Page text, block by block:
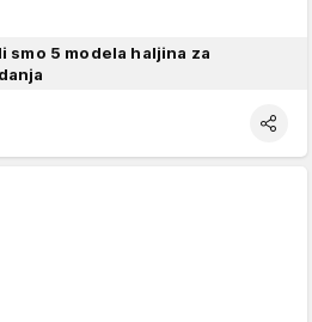
smo 5 modela haljina za